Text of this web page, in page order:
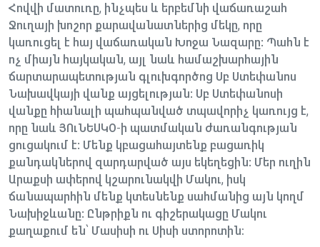
Հովվի մատուռը, ինչպես և երբեմնի վաճառաշահ
Ջուղայի խոշոր քարավանատներից մեկը, որը
կառուցել է հայ վաճառական Խոջա Նազարը: Պահն է
ոչ միայն հայկական, այլ նաև համաշխարհային
ճարտարապետության գլուխգործոց Սբ Ստեփանոս
Նախավկայի վանք այցելության: Սբ Ստեփանոսի
վանքը հիանալի պահպանված տպավորիչ կառույց է,
որը նաև ՅՈւՆԵՍԿՕ-ի պատմական ժառանգության
ցուցակում է: Մենք կբացահայտենք բացառիկ
քանդակներով զարդարված այս եկեղեցին: Մեր ուղին
Արաքսի ափերով կշարունակվի Մակու, իսկ
ճանապարհին մենք կտեսնենք սահմանից այն կողմ
Նախիջևանը: Ընթրիքն ու գիշերակացը Մակու
քաղաքում են՝ Մասիսի ու Սիսի ստորոտին։